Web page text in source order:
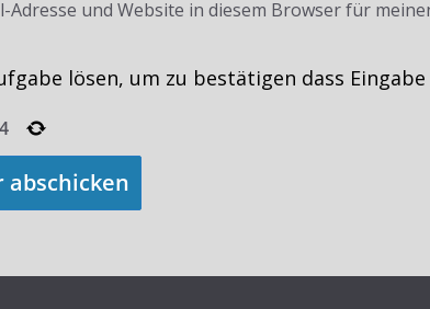
Adresse und Website in diesem Browser für
lösen, um zu bestätigen dass
4